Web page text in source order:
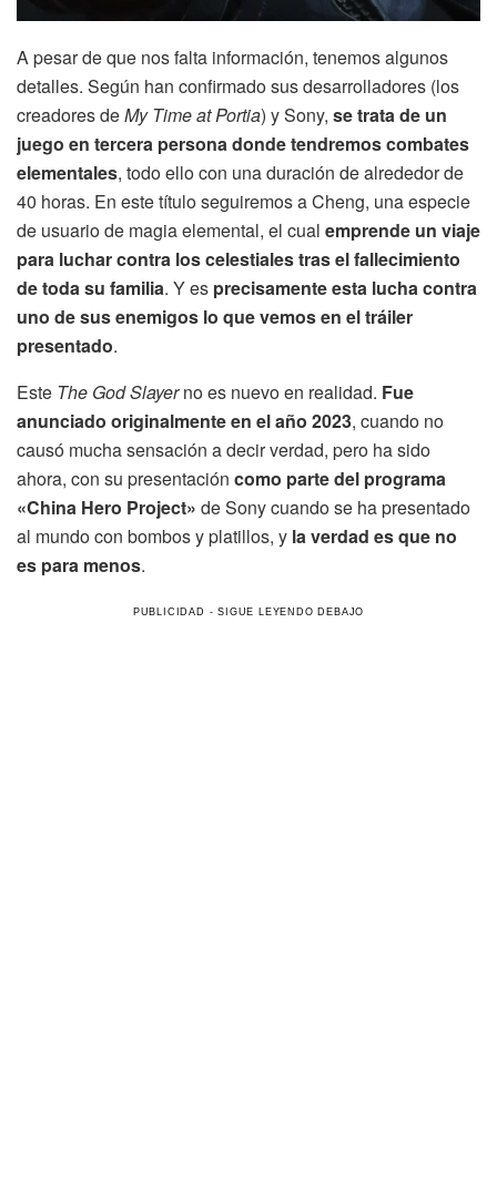
A pesar de que nos falta información, tenemos algunos
detalles. Según han confirmado sus desarrolladores (los
creadores deMy Time at Portia) y Sony, se trata de un
juego en tercera persona donde tendremos combates
elementales, todo ello con una duración de alrededor de
40 horas. En este título seguiremos a Cheng, una especie
de usuario de magia elemental, el cual emprende un viaje
para luchar contra los celestiales tras el fallecimiento
de toda su familia. Y es precisamente esta lucha contra
uno de sus enemigos lo que vemos en el tráiler
presentado.
Este The God Slayerno es nuevo en realidad. Fue
anunciado originalmente en el año 2023, cuando no
causó mucha sensación a decir verdad, pero ha sido
ahora, con su presentación como parte del programa
«China Hero Project» de Sony cuando se ha presentado
al mundo con bombos y platillos, y la verdad es que no
es para menos.